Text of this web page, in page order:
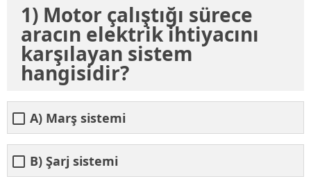
1) Motor çalıştığı sürece
aracın elektrik ihtiyacını
karşılayan sistem
hangisidir?
A) Marş sistemi
B) Şarj sistemi